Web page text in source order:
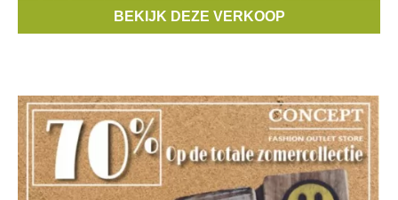
Liedekerke. Alles aan ronde prijzen (5€, 10€, 15€, 20€).
BEKIJK DEZE VERKOOP